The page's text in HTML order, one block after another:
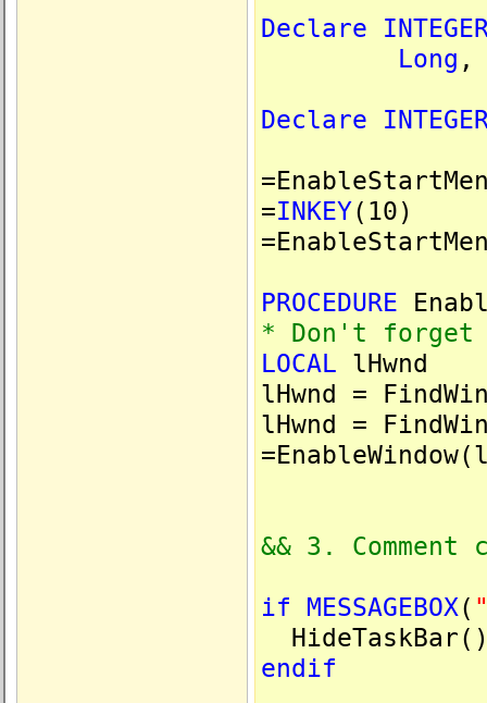
Declare
Long
Declare
=INKEY(10)
PROCEDURE
* Don't
LOCAL lHwnd
lHwnd =
lHwnd =
&& 3.
if
MESSAGEBOX(
endif